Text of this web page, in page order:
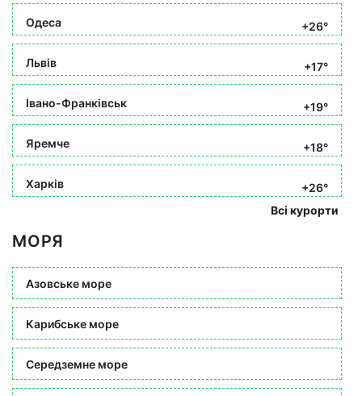
Одеса +26°
Львів +17°
Івано-Франківськ +19°
Яремче +18°
Харків
+26°
Всі курорти
МОРЯ
Азовське море
Карибське море
Середземне море